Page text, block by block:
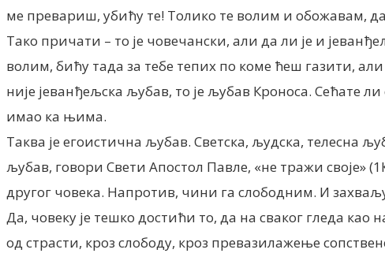
ме превариш, убићу те! Толико те волим и обожавам,
Тако причати – то је човечански, али да ли је и
волим, бићу тада за тебе тепих по коме ћеш газити,
није јеванђељска љубав, то је љубав Кроноса. Сећате
имао ка њима.
Таква је егоистична љубав. Светска, људска, телесна
љубав, говори Свети Апостол Павле, «не тражи
другог човека. Напротив, чини га слободним. И
Да, човеку је тешко достићи то, да на сваког гледа
од страсти, кроз слободу, кроз превазилажење